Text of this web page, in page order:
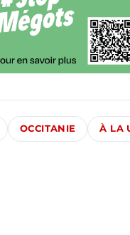
OCCITANIE À LA